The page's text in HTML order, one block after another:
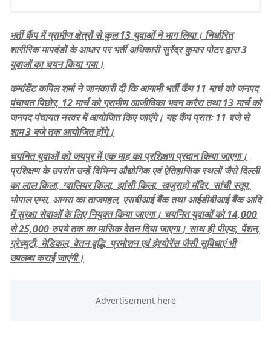
भर्ती कैंप में ग्रामीण क्षेत्रों से कुल 13 युवाओं ने भाग लिया। निर्धारित
शारीरिक मापदंडों के आधार पर भर्ती अधिकारी सुरेंद्र कुमार पोटर द्वारा 3
युवाओं का चयन किया गया।
कमांडेंट कपिल शर्मा ने जानकारी दी कि आगामी भर्ती कैंप 11 मार्च को जनपद
पंचायत पिछोर, 12 मार्च को ग्रामीण आजीविका भवन करैरा तथा 13 मार्च को
जनपद पंचायत नरवर में आयोजित किए जाएंगे। यह कैंप प्रातः 11 बजे से
शाम 3 बजे तक आयोजित होंगे।
चयनित युवाओं को जयपुर में एक माह का प्रशिक्षण प्रदान किया जाएगा।
प्रशिक्षण के उपरांत उन्हें विभिन्न औद्योगिक एवं ऐतिहासिक स्थलों जैसे दिल्ली
का लाल किला, ग्वालियर किला, झांसी किला, खजुराहो मंदिर, सांची स्तूप,
भोपाल एम्स, आगरा का ताजमहल, एसबीआई बैंक तथा आईडीबीआई बैंक आदि
में सुरक्षा सेवाओं के लिए नियुक्त किया जाएगा। चयनित युवाओं को 14,000
से 25,000 रुपये तक का मासिक वेतन दिया जाएगा। साथ ही पीएफ, पेंशन,
ग्रेच्युटी, मेडिकल, वेतन वृद्धि, प्रमोशन एवं इंश्योरेंस जैसी सुविधाएं भी
उपलब्ध कराई जाएंगी।